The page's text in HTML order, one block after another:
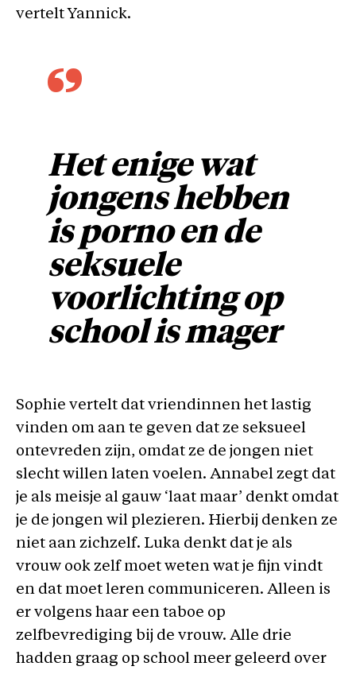
vertelt Yannick.
Het enige wat
jongens hebben
is porno en de
seksuele
voorlichting op
school is mager
Sophie vertelt dat vriendinnen het lastig
vinden om aan te geven dat ze seksueel
ontevreden zijn, omdat ze de jongen niet
slecht willen laten voelen. Annabel zegt dat
je als meisje al gauw ‘laat maar’ denkt omdat
je de jongen wil plezieren. Hierbij denken ze
niet aan zichzelf. Luka denkt dat je als
vrouw ook zelf moet weten wat je fijn vindt
en dat moet leren communiceren. Alleen is
er volgens haar een taboe op
zelfbevrediging bij de vrouw. Alle drie
hadden graag op school meer geleerd over